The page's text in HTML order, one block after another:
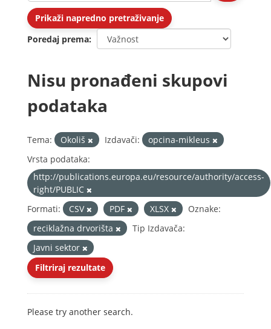
Prikaži napredno pretraživanje
Poredaj prema
Nisu pronađeni skupovi
podataka
Tema: Okoliš Izdavači:
opcina-mikleus
Vrsta podataka:
http://publications.europa.eu/resource/authority/access-
right/PUBLIC
Formati:
CSV PDF XLSX
Oznake:
reciklažna drvorišta
Tip Izdavača:
Javni sektor
Filtriraj rezultate
Please try another search.